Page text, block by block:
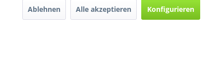
Ablehnen Alle akzeptieren Konfigurieren